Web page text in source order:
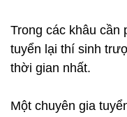
Trong các khâu cần
tuyển lại thí sinh
thời gian nhất.
Một chuyên gia